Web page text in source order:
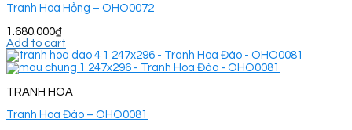
Tranh Hoa Hồng – OHO0072
1.680.000₫
Add to cart
TRANH HOA
Tranh Hoa Đào – OHO0081